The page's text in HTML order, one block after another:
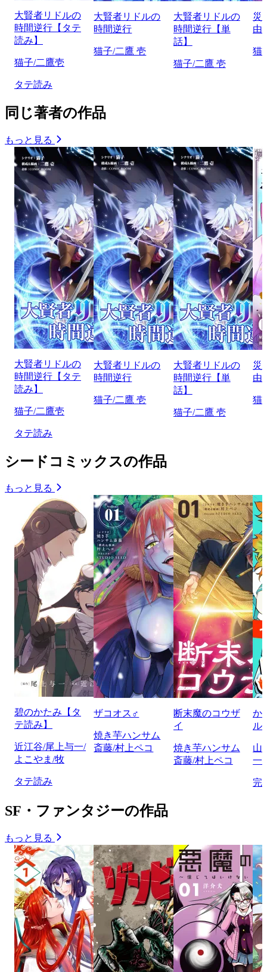
大賢者リドルの
時間逆行【タテ
読み】
猫子/二鷹壱
タテ読み
大賢者リドルの
時間逆行
猫子/二鷹 壱
大賢者リドルの
時間逆行【単
話】
猫子/二鷹 壱
災
由
猫
同じ著者の作品
もっと見る
大賢者リドルの
時間逆行【タテ
読み】
猫子/二鷹壱
タテ読み
大賢者リドルの
時間逆行
猫子/二鷹 壱
大賢者リドルの
時間逆行【単
話】
猫子/二鷹 壱
災
由
猫
シードコミックスの作品
もっと見る
碧のかたみ【タ
テ読み】
近江谷/尾上与一/
よこやま/牧
タテ読み
ザコオス♂
焼き芋ハンサム
斎藤/村上ペコ
断末魔のコウザ
イ
焼き芋ハンサム
斎藤/村上ペコ
か
ル
山
一/
完
SF・ファンタジーの作品
もっと見る